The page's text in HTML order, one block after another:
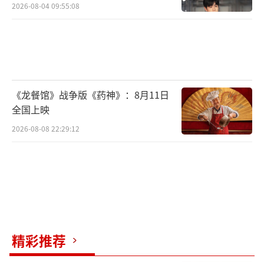
2026-08-04 09:55:08
《龙餐馆》战争版《药神》：8月11日
全国上映
2026-08-08 22:29:12
精彩推荐